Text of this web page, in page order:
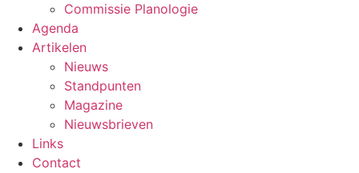
Commissie Planologie
Agenda
Artikelen
Nieuws
Standpunten
Magazine
Nieuwsbrieven
Links
Contact